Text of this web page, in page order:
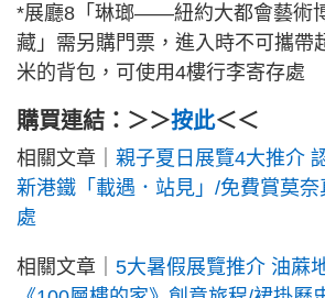
*展廳8「琳瑯——紐約大都會藝術
藏」需另購門票，進入時不可攜帶
米的背包，可使用4樓行李寄存處
購買連結：＞＞按此＜＜
相關文章｜ 親子夏日展覽4大推介
新港鐵「載遇．站見」/免費賞莫
處
相關文章｜ 5大暑假展覽推介 油蔴